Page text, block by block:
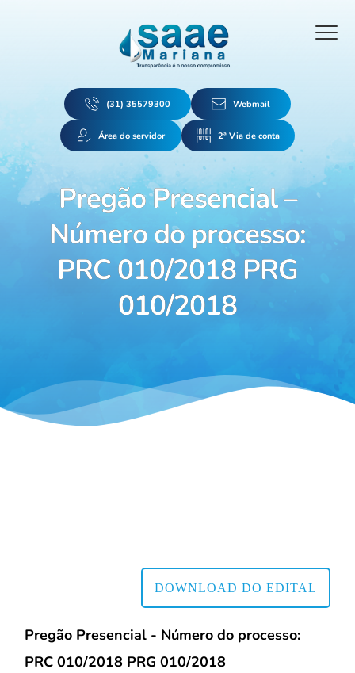
(31) 35579300 Webmail
Área do servidor 2ª Via de conta
Pregão Presencial –
Número do processo:
PRC 010/2018 PRG
010/2018
DOWNLOAD DO EDITAL
Pregão Presencial - Número do processo:
PRC 010/2018 PRG 010/2018